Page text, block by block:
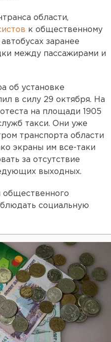
области,
к общественному
заранее
между пассажирами и
об установке
в силу 29 октября. На
на площади 1905
такси. Они уже
транспорта области
экраны им все-таки
за отсутствие
выходных.
общественного
социальную